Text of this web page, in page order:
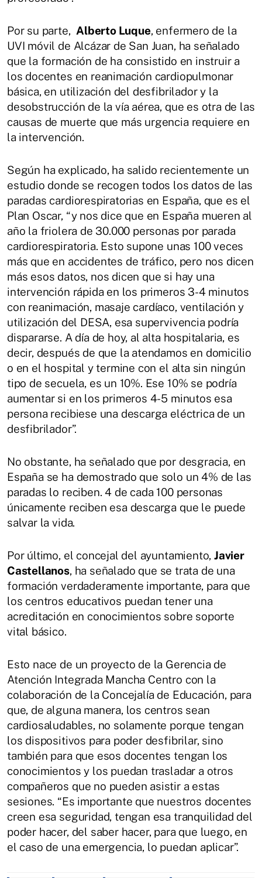
Por su parte, Alberto Luque, enfermero de la
UVI móvil de Alcázar de San Juan, ha señalado
que la formación de ha consistido en instruir a
los docentes en reanimación cardiopulmonar
básica, en utilización del desfibrilador y la
desobstrucción de la vía aérea, que es otra de las
causas de muerte que más urgencia requiere en
la intervención.
Según ha explicado, ha salido recientemente un
estudio donde se recogen todos los datos de las
paradas cardiorespiratorias en España, que es el
Plan Oscar, “y nos dice que en España mueren al
año la friolera de 30.000 personas por parada
cardiorespiratoria. Esto supone unas 100 veces
más que en accidentes de tráfico, pero nos dicen
más esos datos, nos dicen que si hay una
intervención rápida en los primeros 3-4 minutos
con reanimación, masaje cardíaco, ventilación y
utilización del DESA, esa supervivencia podría
dispararse. A día de hoy, al alta hospitalaria, es
decir, después de que la atendamos en domicilio
o en el hospital y termine con el alta sin ningún
tipo de secuela, es un 10%. Ese 10% se podría
aumentar si en los primeros 4-5 minutos esa
persona recibiese una descarga eléctrica de un
desfibrilador”.
No obstante, ha señalado que por desgracia, en
España se ha demostrado que solo un 4% de las
paradas lo reciben. 4 de cada 100 personas
únicamente reciben esa descarga que le puede
salvar la vida.
Por último, el concejal del ayuntamiento,Javier
Castellanos, ha señalado que se trata de una
formación verdaderamente importante, para que
los centros educativos puedan tener una
acreditación en conocimientos sobre soporte
vital básico.
Esto nace de un proyecto de la Gerencia de
Atención Integrada Mancha Centro con la
colaboración de la Concejalía de Educación, para
que, de alguna manera, los centros sean
cardiosaludables, no solamente porque tengan
los dispositivos para poder desfibrilar, sino
también para que esos docentes tengan los
conocimientos y los puedan trasladar a otros
compañeros que no pueden asistir a estas
sesiones. “Es importante que nuestros docentes
creen esa seguridad, tengan esa tranquilidad del
poder hacer, del saber hacer, para que luego, en
el caso de una emergencia, lo puedan aplicar”.